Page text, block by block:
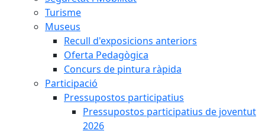
Turisme
Museus
Recull d'exposicions anteriors
Oferta Pedagògica
Concurs de pintura ràpida
Participació
Pressupostos participatius
Pressupostos participatius de joventut
2026